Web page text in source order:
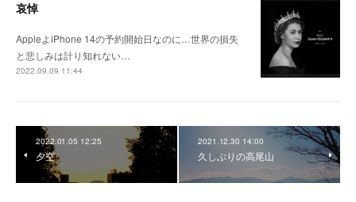
哀悼
AppleよiPhone 14の予約開始日なのに…世界の損失
と悲しみは計り知れない…
2022.09.09 11:44
2022.01.05 12:25
夕空
2021.12.30 14:00
久しぶりの高尾山